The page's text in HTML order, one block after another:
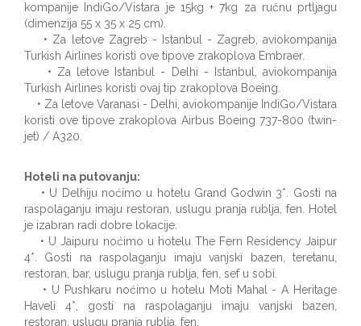
kompanije IndiGo/Vistara je 15kg + 7kg za ručnu prtljagu
(dimenzija 55 x 35 x 25 cm).
• Za letove Zagreb - Istanbul - Zagreb, aviokompanija
Turkish Airlines koristi ove tipove zrakoplova Embraer.
• Za letove Istanbul - Delhi - Istanbul, aviokompanija
Turkish Airlines koristi ovaj tip zrakoplova Boeing.
• Za letove Varanasi - Delhi, aviokompanije IndiGo/Vistara
koristi ove tipove zrakoplova Airbus Boeing 737-800 (twin-
jet) / A320​.
Hoteli na putovanju:
• U Delhiju noćimo u hotelu Grand Godwin 3*. Gosti na
raspolaganju imaju restoran, uslugu pranja rublja, fen. Hotel
je izabran radi dobre lokacije.
• U Jaipuru noćimo u hotelu The Fern Residency Jaipur
4*. Gosti na raspolaganju imaju vanjski bazen, teretanu,
restoran, bar, uslugu pranja rublja, fen, sef u sobi.
• U Pushkaru noćimo u hotelu Moti Mahal - A Heritage
Haveli 4*, gosti na raspolaganju imaju vanjski bazen,
restoran, uslugu pranja rublja, fen.